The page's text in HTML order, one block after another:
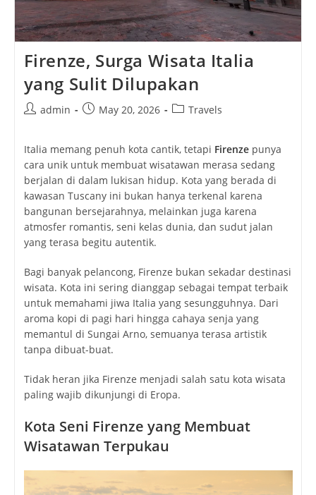
Firenze, Surga Wisata Italia
yang Sulit Dilupakan
Postadmin
PostMay 20, 2026
PostTravels
Italia memang penuh kota cantik, tetapi Firenzepunya
cara unik untuk membuat wisatawan merasa sedang
berjalan di dalam lukisan hidup. Kota yang berada di
kawasan Tuscany ini bukan hanya terkenal karena
bangunan bersejarahnya, melainkan juga karena
atmosfer romantis, seni kelas dunia, dan sudut jalan
yang terasa begitu autentik.
Bagi banyak pelancong, Firenze bukan sekadar destinasi
wisata. Kota ini sering dianggap sebagai tempat terbaik
untuk memahami jiwa Italia yang sesungguhnya. Dari
aroma kopi di pagi hari hingga cahaya senja yang
memantul di Sungai Arno, semuanya terasa artistik
tanpa dibuat-buat.
Tidak heran jika Firenze menjadi salah satu kota wisata
paling wajib dikunjungi di Eropa.
Kota Seni Firenze yang Membuat
Wisatawan Terpukau